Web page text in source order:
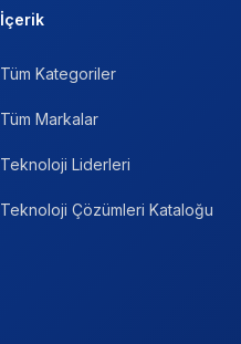
İçerik
Tüm Kategoriler
Tüm Markalar
Teknoloji Liderleri
Teknoloji Çözümleri Kataloğu